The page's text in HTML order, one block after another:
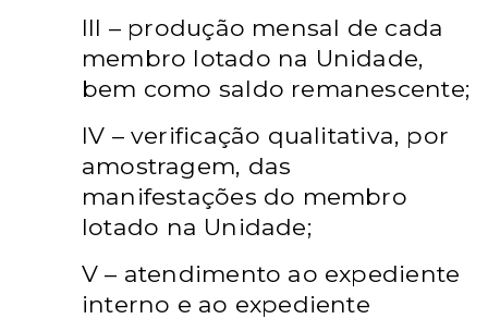
III – produção mensal de cada
membro lotado na Unidade,
bem como saldo remanescente;
IV – verificação qualitativa, por
amostragem, das
manifestações do membro
lotado na Unidade;
V – atendimento ao expediente
interno e ao expediente